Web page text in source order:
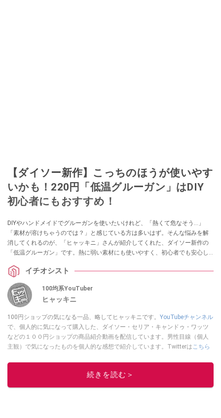
【ダイソー新作】こっちのほうが使いやす
いかも！220円「低温グルーガン」はDIY
初心者にもおすすめ！
DIYやハンドメイドでグルーガンを使いたいけれど、「熱くて危なそう…」
「素材が溶けちゃうのでは？」と感じている方は多いはず。そんな悩みを解
消してくれるのが、「ヒャッキニ」さんが紹介してくれた、ダイソー新作の
「低温グルーガン」です。熱に弱い素材にも使いやすく、初心者でも安心し
イチオシスト
100均系YouTuber
ヒャッキニ
100円ショップの気になる一品、略してヒャッキニです。 YouTubeチャンネル
で、個人的に気になって購入した、ダイソー・セリア・キャンドゥ・ワッツ
などの１００円ショップの商品紹介動画を配信しています。男性目線（個人
主観）で気になったものを個人的な感想で紹介しています。Twitterは こちら
このイチオシストの他の記事を読む
続きを読む＞